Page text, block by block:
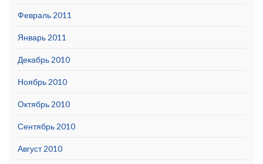
Февраль 2011
Январь 2011
Декабрь 2010
Ноябрь 2010
Октябрь 2010
Сентябрь 2010
Август 2010